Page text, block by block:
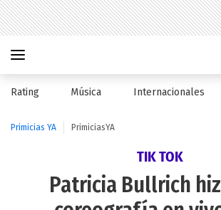
Rating Música Internacionales
Primicias YA PrimiciasYA
TIK TOK
Patricia Bullrich